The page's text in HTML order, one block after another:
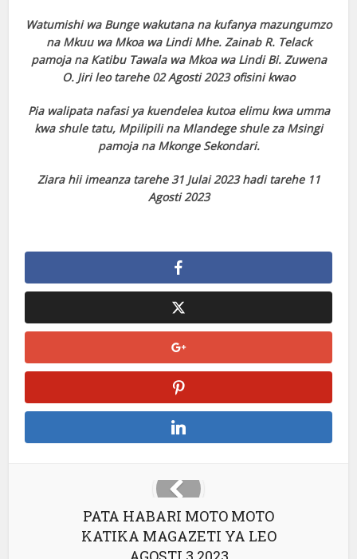
Watumishi wa Bunge wakutana na kufanya mazungumzo
na Mkuu wa Mkoa wa Lindi Mhe. Zainab R. Telack
pamoja na Katibu Tawala wa Mkoa wa Lindi Bi. Zuwena
O. Jiri leo tarehe 02 Agosti 2023 ofisini kwao
Pia walipata nafasi ya kuendelea kutoa elimu kwa umma
kwa shule tatu, Mpilipili na Mlandege shule za Msingi
pamoja na Mkonge Sekondari.
Ziara hii imeanza tarehe 31 Julai 2023 hadi tarehe 11
Agosti 2023
PATA HABARI MOTO MOTO
KATIKA MAGAZETI YA LEO